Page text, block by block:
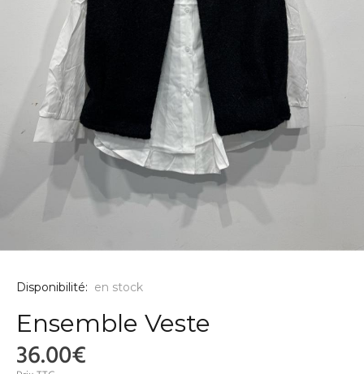
Disponibilité: en stock
Ensemble Veste
36.00€